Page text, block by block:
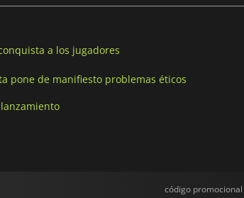
a los jugadores
pone de manifiesto problemas éticos
código promocional